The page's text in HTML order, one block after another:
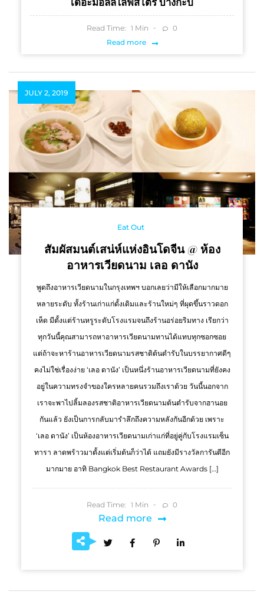
Read Time: 1 Min
0
Read more
JULY 2, 2019
Eat Out
สัมผัสมนต์เสน่ห์แห่งอินโดจีน @ ห้อง
อาหารเวียดนาม เลอ ดานัง
พูดถึงอาหารเวียดนามในกรุงเทพฯ บอกเลยว่ามีให้เลือกมากมาย
หลายระดับ ทั้งร้านเก่าแก่ดั้งเดิมและร้านใหม่ๆ ที่ผุดขึ้นราวดอก
เห็ด มีตั้งแต่ร้านหรูระดับโรงแรมจนถึงร้านอร่อยริมทาง เรียกว่า
ทุกวันนี้คุณสามารถหาอาหารเวียดนามทานได้แทบทุกซอกซอย
แต่ถ้าจะหาร้านอาหารเวียดนามรสชาติต้นตำรับในบรรยากาศดีๆ
คงไม่ใช่เรื่องง่าย ‘เลอ ดานัง’ เป็นหนึ่งร้านอาหารเวียดนามที่ยังคง
อยู่ในความทรงจำของใครหลายคนรวมถึงเราด้วย วันนี้นอกจาก
เราจะพาไปลิ้มลองรสชาติอาหารเวียดนามต้นตำรับจากฮานอย
กันแล้ว ยังเป็นการกลับมารำลึกถึงความหลังกันอีกด้วย เพราะ
‘เลอ ดานัง’ เป็นห้องอาหารเวียดนามเก่าแก่ที่อยู่คู่กับโรงแรมเซ็น
ทารา ลาดพร้าวมาตั้งแต่เริ่มต้นก็ว่าได้ แถมยังมีรางวัลการันตีอีก
มากมาย อาทิ Bangkok Best Restaurant Awards […]
Read Time: 1 Min 0
Read more